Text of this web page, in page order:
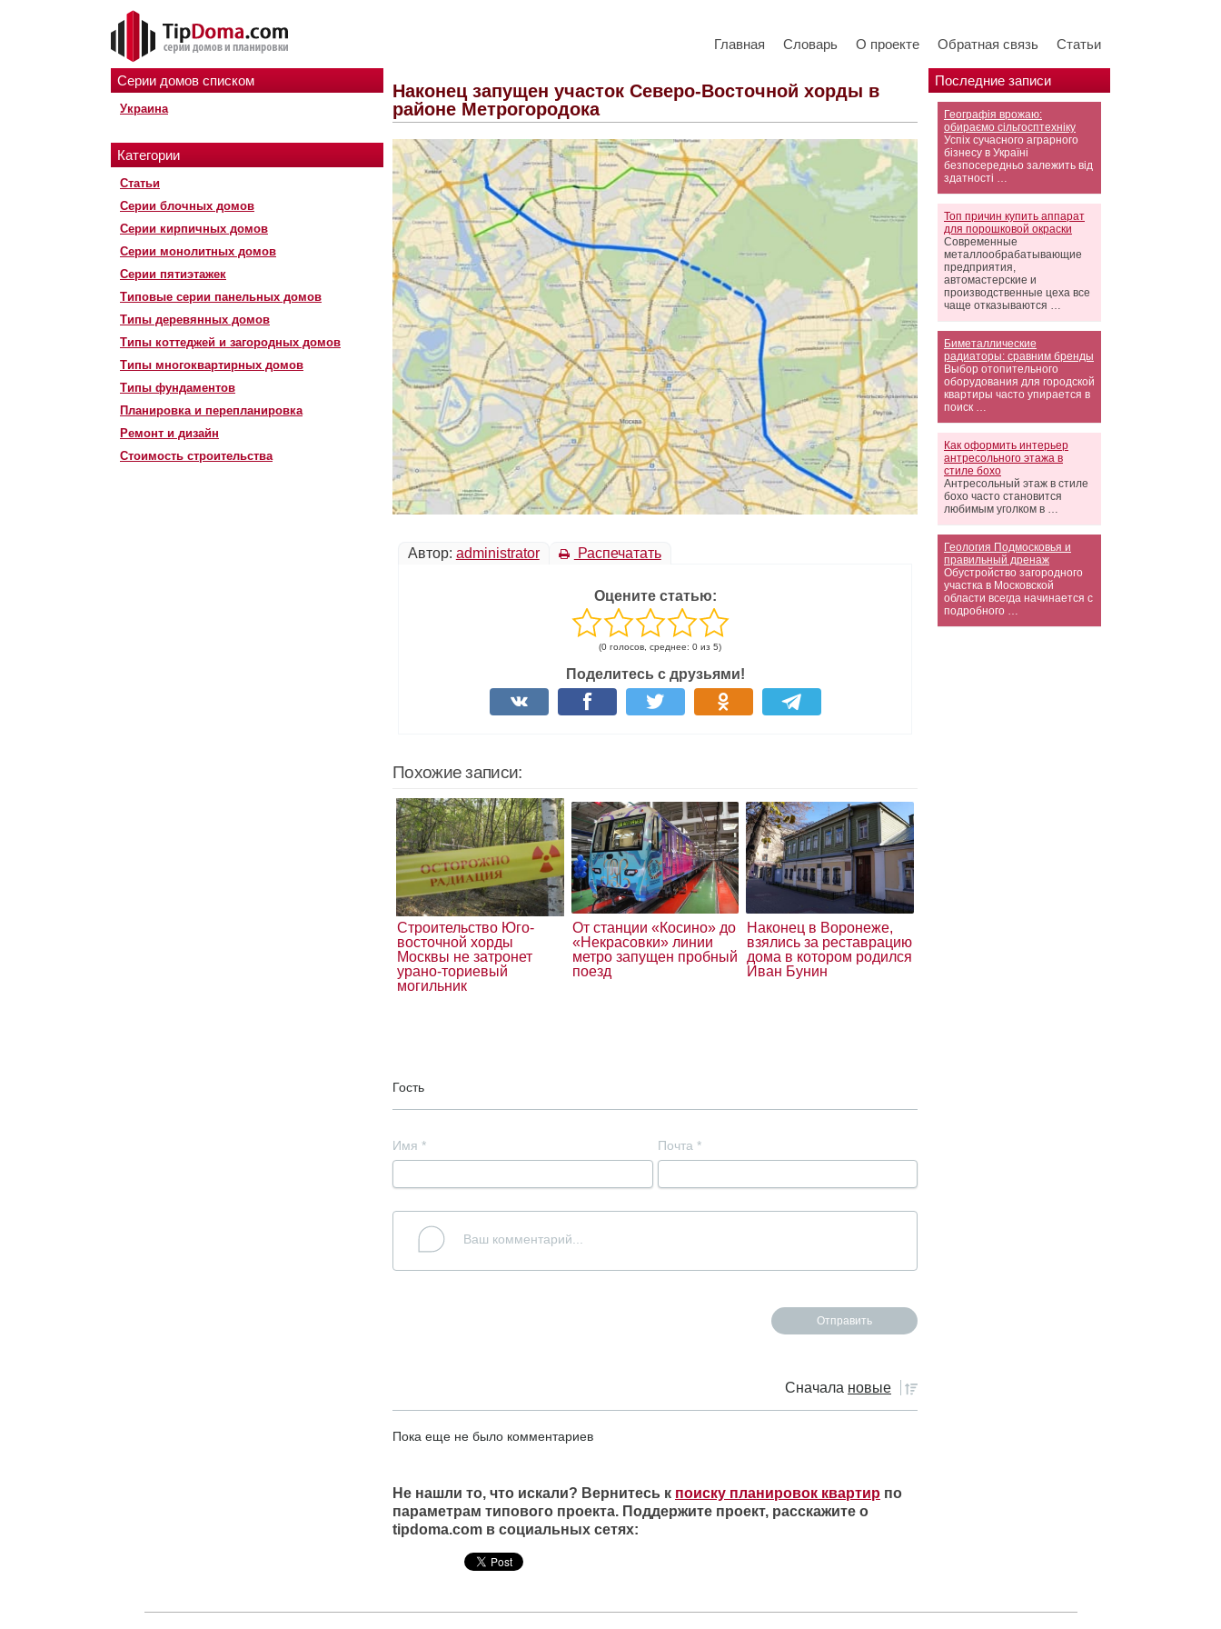
Главная Словарь О проекте Обратная связь Статьи
Серии домов списком
Украина
Категории
Статьи
Серии блочных домов
Серии кирпичных домов
Серии монолитных домов
Серии пятиэтажек
Типовые серии панельных домов
Типы деревянных домов
Типы коттеджей и загородных домов
Типы многоквартирных домов
Типы фундаментов
Планировка и перепланировка
Ремонт и дизайн
Стоимость строительства
Последние записи
Географія врожаю:
обираємо сільгосптехніку
Успіх сучасного аграрного
бізнесу в Україні
безпосередньо залежить від
здатності …
Топ причин купить аппарат
для порошковой окраски
Современные
металлообрабатывающие
предприятия,
автомастерские и
производственные цеха все
чаще отказываются …
Биметаллические
радиаторы: сравним бренды
Выбор отопительного
оборудования для городской
квартиры часто упирается в
поиск …
Как оформить интерьер
антресольного этажа в
стиле бохо
Антресольный этаж в стиле
бохо часто становится
любимым уголком в …
Геология Подмосковья и
правильный дренаж
Обустройство загородного
участка в Московской
области всегда начинается с
подробного …
Наконец запущен участок Северо-Восточной хорды в
районе Метрогородока
Автор: administrator Распечатать
Оцените статью:
(0 голосов, среднее: 0 из 5)
Поделитесь с друзьями!
Похожие записи:
Строительство Юго-
восточной хорды
Москвы не затронет
урано-ториевый
могильник
От станции «Косино» до
«Некрасовки» линии
метро запущен пробный
поезд
Наконец в Воронеже,
взялись за реставрацию
дома в котором родился
Иван Бунин
Гость
Имя * Почта *
Сначала новые
Пока еще не было комментариев
Не нашли то, что искали? Вернитесь к поиску планировок квартир по
параметрам типового проекта. Поддержите проект, расскажите о
tipdoma.com в социальных сетях: